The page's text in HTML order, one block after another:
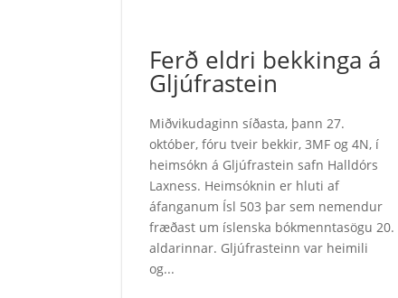
Ferð eldri bekkinga á
Gljúfrastein
Miðvikudaginn síðasta, þann 27.
október, fóru tveir bekkir, 3MF og 4N, í
heimsókn á Gljúfrastein safn Halldórs
Laxness. Heimsóknin er hluti af
áfanganum Ísl 503 þar sem nemendur
fræðast um íslenska bókmenntasögu 20.
aldarinnar. Gljúfrasteinn var heimili
og...